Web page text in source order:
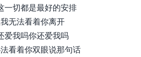
一切都是最好的安排
无法看着你离开
爱我吗你还爱我吗
看着你双眼说那句话